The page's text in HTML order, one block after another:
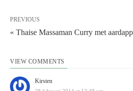
PREVIOUS
« Thaise Massaman Curry met
VIEW COMMENTS
Kirsten